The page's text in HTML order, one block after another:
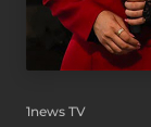
1news TV